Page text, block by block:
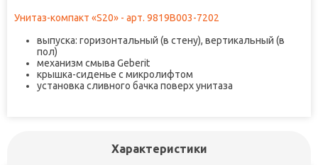
Унитаз-компакт «S20» - арт. 9819B003-7202
выпуска: горизонтальный (в стену), вертикальный (в
пол)
механизм смыва Geberit
крышка-сиденье с микролифтом
установка сливного бачка поверх унитаза
Характеристики